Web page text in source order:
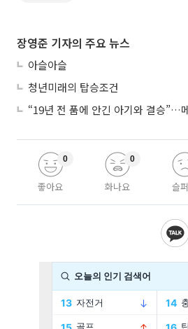
장영준 기자의 주요 뉴스
아슬아슬
청년미래의 탑승조건
좋아요
0
화나요
0
슬